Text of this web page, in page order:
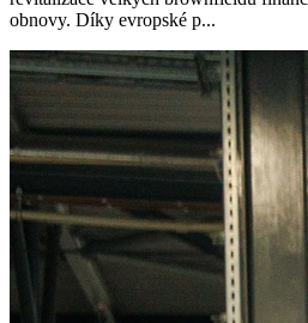
obnovy. Díky evropské p...